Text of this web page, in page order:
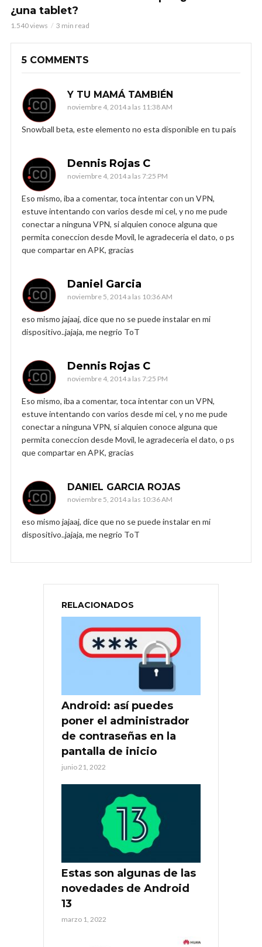
¿una tablet?
1.540 views 3 min read
5 COMMENTS
Y TU MAMÁ TAMBIÉN
noviembre 4, 2014 a las 11:38 AM
Snowball beta, este elemento no esta disponible en tu país
Dennis Rojas C
noviembre 4, 2014 a las 7:25 PM
Eso mismo, iba a comentar, toca intentar con un VPN,
estuve intentando con varios desde mi cel, y no me pude
conectar a ninguna VPN, si alquien conoce alguna que
permita coneccion desde Movil, le agradeceria el dato, o ps
que compartar en APK, gracias
Daniel Garcia
noviembre 5, 2014 a las 10:36 AM
eso mismo jajaaj, dice que no se puede instalar en mi
dispositivo..jajaja, me negrio ToT
Dennis Rojas C
noviembre 4, 2014 a las 7:25 PM
Eso mismo, iba a comentar, toca intentar con un VPN,
estuve intentando con varios desde mi cel, y no me pude
conectar a ninguna VPN, si alquien conoce alguna que
permita coneccion desde Movil, le agradeceria el dato, o ps
que compartar en APK, gracias
DANIEL GARCIA ROJAS
noviembre 5, 2014 a las 10:36 AM
eso mismo jajaaj, dice que no se puede instalar en mi
dispositivo..jajaja, me negrio ToT
RELACIONADOS
Android: así puedes
poner el administrador
de contraseñas en la
pantalla de inicio
junio 21, 2022
Estas son algunas de las
novedades de Android
13
marzo 1, 2022